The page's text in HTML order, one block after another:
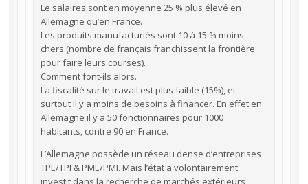
Le salaires sont en moyenne 25 % plus élevé en
Allemagne qu’en France.
Les produits manufacturiés sont 10 à 15 % moins
chers (nombre de français franchissent la frontière
pour faire leurs courses).
Comment font-ils alors.
La fiscalité sur le travail est plus faible (15%), et
surtout il y a moins de besoins à financer. En effet en
Allemagne il y a 50 fonctionnaires pour 1000
habitants, contre 90 en France.
L’Allemagne possède un réseau dense d’entreprises
TPE/TPI & PME/PMI. Mais l’état a volontairement
investit dans la recherche de marchés extérieurs